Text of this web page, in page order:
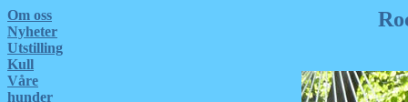
Om oss
Nyheter
Utstilling
Kull
Våre
hunder